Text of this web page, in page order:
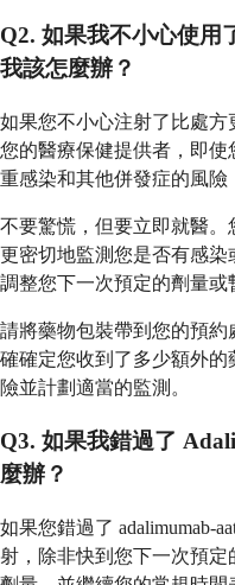
Q2. 如果我不小心使用
我該怎麼辦？
如果您不小心注射了比處方
您的醫療保健提供者，即
重感染和其他併發症的風險
不要驚慌，但要立即就醫
更密切地監測您是否有感
調整您下一次預定的劑量或
請將藥物包裝帶到您的預
確確定您收到了多少額外
險並計劃適當的監測。
Q3. 如果我錯過了
麼辦？
如果您錯過了 adalimumab-
射，除非快到您下一次預